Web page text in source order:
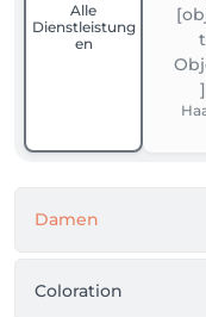
Alle
Dienstleistung
en
Damen
Coloration